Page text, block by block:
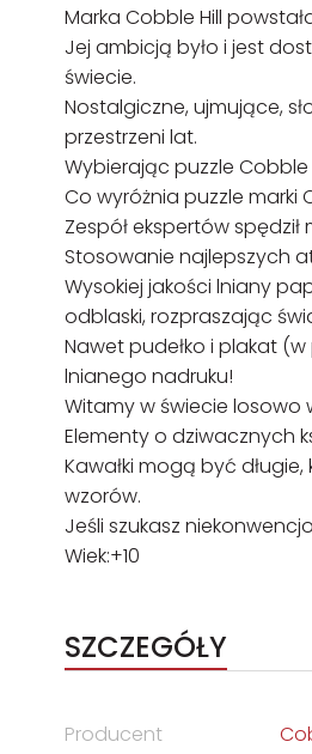
Marka Cobble Hill
Jej ambicją było i jest
świecie.
Nostalgiczne, ujmujące,
przestrzeni lat.
Wybierając puzzle
Co wyróżnia puzzle marki
Zespół ekspertów
Stosowanie najlepszych
Wysokiej jakości lniany
odblaski, rozpraszając
Nawet pudełko i plakat
lnianego nadruku!
Witamy w świecie losowo
Elementy o dziwacznych
Kawałki mogą być
wzorów.
Jeśli szukasz
Wiek:+10
SZCZEGÓŁY
Producent